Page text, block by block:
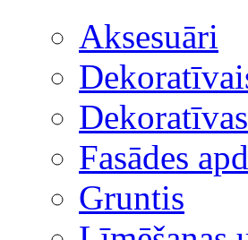
Aksesuāri
Fasādes
Gruntis